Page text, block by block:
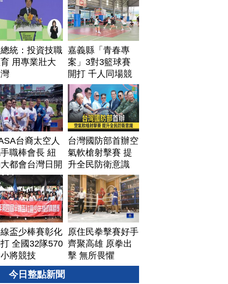
統：投資技職
用專業壯大
嘉義縣「青春專
案」3對3籃球賽
開打 千人同場競
技
台裔太空人
職棒會長 紐
都會台灣日開
台灣國防部首辦空
氣軟槍射擊賽 提
升全民防衛意識
盃少棒賽彰化
全國32隊570
將競技
原住民拳擊賽好手
齊聚高雄 原拳出
擊 無所畏懼
今日整點新聞